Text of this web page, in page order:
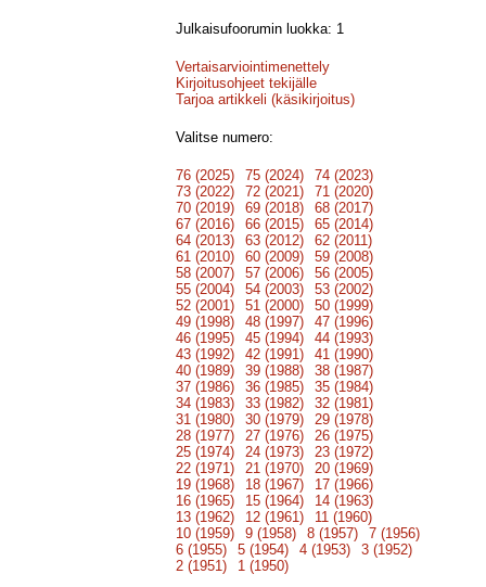
Julkaisufoorumin luokka: 1
Vertaisarviointimenettely
Kirjoitusohjeet tekijälle
Tarjoa artikkeli (käsikirjoitus)
Valitse numero:
76 (2025) 75 (2024)
74 (2023)
73 (2022)
72 (2021)
71 (2020)
70 (2019)
69 (2018)
68 (2017)
67 (2016)
66 (2015)
65 (2014)
64 (2013)
63 (2012)
62 (2011)
61 (2010)
60 (2009)
59 (2008)
58 (2007)
57 (2006)
56 (2005)
55 (2004)
54 (2003)
53 (2002)
52 (2001)
51 (2000)
50 (1999)
49 (1998)
48 (1997)
47 (1996)
46 (1995)
45 (1994)
44 (1993)
43 (1992)
42 (1991)
41 (1990)
40 (1989)
39 (1988)
38 (1987)
37 (1986)
36 (1985)
35 (1984)
34 (1983)
33 (1982)
32 (1981)
31 (1980)
30 (1979)
29 (1978)
28 (1977)
27 (1976)
26 (1975)
25 (1974)
24 (1973)
23 (1972)
22 (1971)
21 (1970)
20 (1969)
19 (1968)
18 (1967)
17 (1966)
16 (1965)
15 (1964)
14 (1963)
13 (1962)
12 (1961)
11 (1960)
10 (1959)
9 (1958) 8 (1957)
7 (1956)
6 (1955)
5 (1954) 4 (1953)
3 (1952)
2 (1951)
1 (1950)